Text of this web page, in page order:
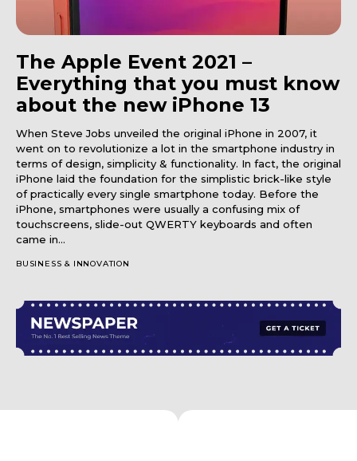
The Apple Event 2021 –
Everything that you must know
about the new iPhone 13
When Steve Jobs unveiled the original iPhone in 2007, it
went on to revolutionize a lot in the smartphone industry in
terms of design, simplicity & functionality. In fact, the original
iPhone laid the foundation for the simplistic brick-like style
of practically every single smartphone today. Before the
iPhone, smartphones were usually a confusing mix of
touchscreens, slide-out QWERTY keyboards and often
came in...
BUSINESS & INNOVATION